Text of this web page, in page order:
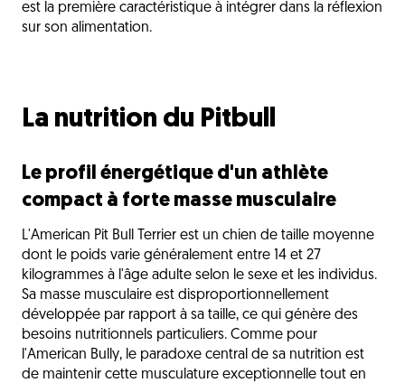
est la première caractéristique à intégrer dans la réflexion
sur son alimentation.
La nutrition du Pitbull
Le profil énergétique d'un athlète
compact à forte masse musculaire
L'American Pit Bull Terrier est un chien de taille moyenne
dont le poids varie généralement entre 14 et 27
kilogrammes à l'âge adulte selon le sexe et les individus.
Sa masse musculaire est disproportionnellement
développée par rapport à sa taille, ce qui génère des
besoins nutritionnels particuliers. Comme pour
l'American Bully, le paradoxe central de sa nutrition est
de maintenir cette musculature exceptionnelle tout en